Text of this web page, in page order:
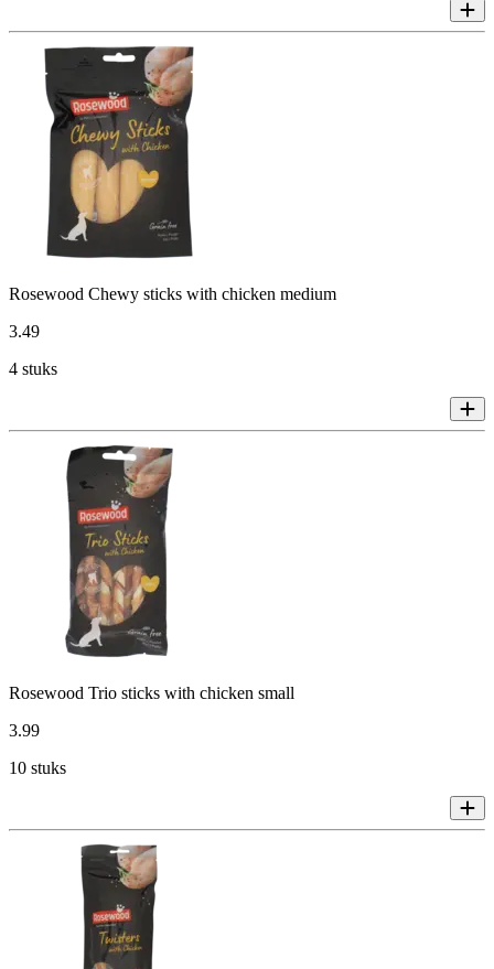
Rosewood Chewy sticks with chicken medium
3.49
4 stuks
Rosewood Trio sticks with chicken small
3.99
10 stuks